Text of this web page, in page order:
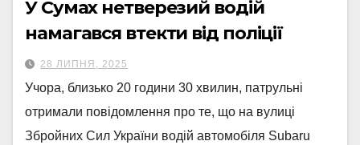
У Сумах нетверезий водій
намагався втекти від поліції
28 ЛИПНЯ, 2025
Учора, близько 20 години 30 хвилин, патрульні
отримали повідомлення про те, що на вулиці
Збройних Сил України водій автомобіля Subaru